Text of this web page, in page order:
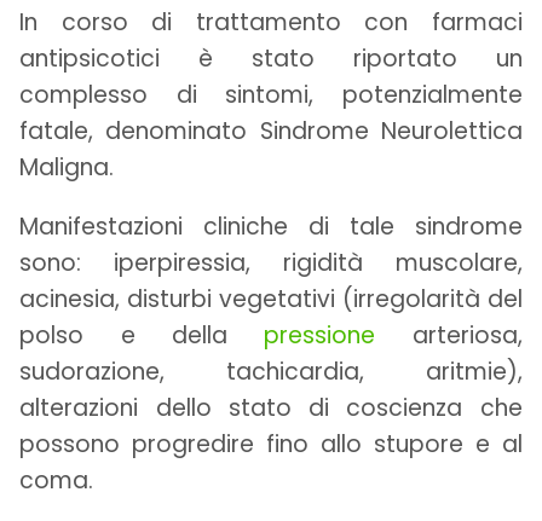
In corso di trattamento con farmaci
antipsicotici è stato riportato un
complesso di sintomi, potenzialmente
fatale, denominato Sindrome Neurolettica
Maligna.
Manifestazioni cliniche di tale sindrome
sono: iperpiressia, rigidità muscolare,
acinesia, disturbi vegetativi (irregolarità del
polso e della pressione arteriosa,
sudorazione, tachicardia, aritmie),
alterazioni dello stato di coscienza che
possono progredire fino allo stupore e al
coma.